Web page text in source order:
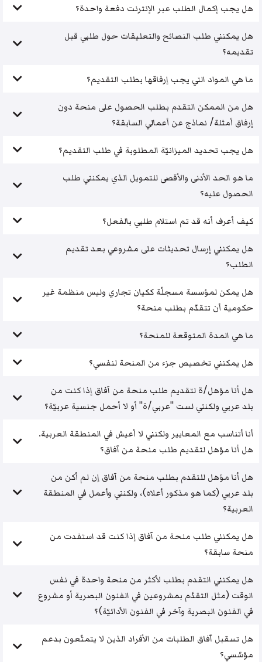
هل يجب إكمال الطلب عبر الإنترنت دفعة واحدة؟
هل يمكنني طلب النصائح والتعليقات حول طلبي قبل
تقديمه؟
ما هي المواد التي يجب إرفاقها بطلب التقديم؟
هل من الممكن التقدم بطلب الحصول على منحة دون
إرفاق أمثلة/ نماذج عن أعمالي السابقة؟
هل يجب تحديد الميزانيّة المطلوبة في طلب التقديم؟
ما هو الحد الأدنى والأقصى للتمويل الذي يمكنني طلب
الحصول عليه؟
كيف أعرف أنه قد تم استلام طلبي بالفعل؟
هل يمكنني إرسال تحديثات على مشروعي بعد تقديم
الطلب؟
هل يمكن لمؤسسة مسجلّة ككيان تجاري وليس منظمة غير
حكومية أن تتقدّم بطلب منحة؟
ما هي المدة المتوقعة للمنحة؟
هل يمكنني تخصيص جزء من المنحة لنفسي؟
هل أنا مؤهل/ة لتقديم طلب منحة من آفاق إذا كنت من
بلد عربي ولكنني لست "عربي/ة" أو لا أحمل جنسية عربيّة؟
أنا أتناسب مع المعايير ولكنني لا أعيش في المنطقة العربية.
هل أنا مؤهل لتقديم طلب منحة من آفاق؟
هل أنا مؤهل للتقدم بطلب منحة من آفاق إن لم أكن من
بلد عربي (كما هو مذكور أعلاه)، ولكنني وأعمل في المنطقة
العربية؟
هل يمكنني طلب منحة من آفاق إذا كنت قد استفدت من
منحة سابقة؟
هل يمكنني التقدم بطلب لأكثر من منحة واحدة في نفس
الوقت (مثل التقدّم بمشروعين في الفنون البصرية أو مشروع
في الفنون البصرية وآخر في الفنون الأدائيّة)؟
هل تسقبل آفاق الطلبات من الأفراد الذين لا يتمتّعون بدعم
مؤسّسي؟